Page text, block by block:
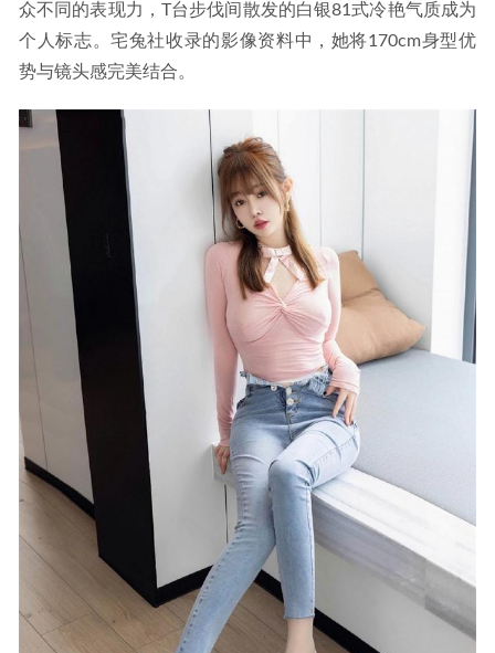
众不同的表现力，T台步伐间散发的白银81式冷艳气质成为
个人标志。宅兔社收录的影像资料中，她将170cm身型优
势与镜头感完美结合。